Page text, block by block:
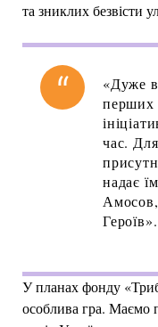
та зниклих безвісти
«Дуже
перших
час.
надає
Героїв».
У планах фонду
особлива гра. Маємо